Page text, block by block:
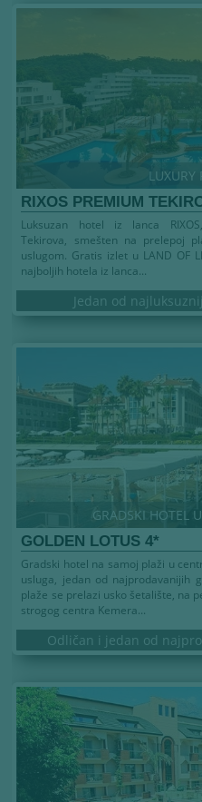
LUXURY
RIXOS PREMIUM
Luksuzan hotel iz lanca
Tekirova, smešten na prelepoj
uslugom. Gratis izlet u LAND OF
najboljih hotela iz lanca...
Jedan od
GRADSKI HOTEL
GOLDEN LOTUS 4*
Gradski hotel na samoj plaži u
usluga, jedan od najprodavanijih
plaže se prelazi usko šetalište, na
strogog centra Kemera...
Odličan i jedan od